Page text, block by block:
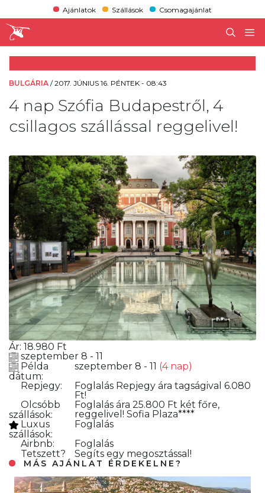
Ajánlatok Szállások Csomagajánlat
BULGÁRIA /2017. JÚNIUS 16. PÉNTEK - 08:43
4 nap Szófia Budapestről, 4
csillagos szállással reggelivel!
Ár: 18.980 Ft
szeptember 8 - 11
Példa
dátum:
szeptember 8 - 11 (4 nap)
Repjegy:
Foglalás Repjegy ára tagságival 6.080
Ft!
Olcsóbb
szállások:
Foglalás ára 25.800 Ft két főre,
reggelivel! Sofia Plaza****
Luxus
szállások:
Foglalás
Airbnb:
Foglalás
Tetszett?
Segíts egy megosztással!
MÁS AJÁNLAT ÉRDEKELNE?